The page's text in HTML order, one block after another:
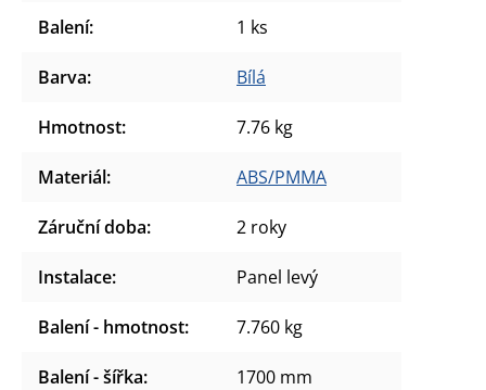
Balení: 1 ks
Barva: Bílá
Hmotnost: 7.76 kg
Materiál: ABS/PMMA
Záruční doba: 2 roky
Instalace: Panel levý
Balení - hmotnost: 7.760 kg
Balení - šířka: 1700 mm